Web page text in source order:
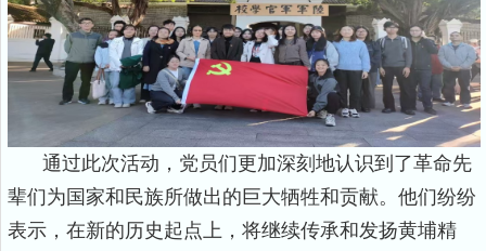
通过此次活动，党员们更加深刻地认识到了革命先
辈们为国家和民族所做出的巨大牺牲和贡献。他们纷纷
表示，在新的历史起点上，将继续传承和发扬黄埔精